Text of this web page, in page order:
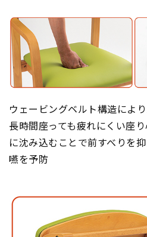
ウェービングベルト構造によ
長時間座っても疲れにくい座
に沈み込むことで前すべりを
嚥を予防